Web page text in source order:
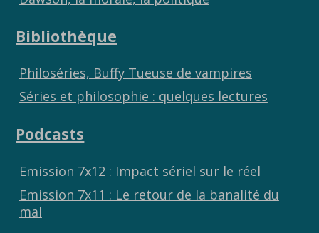
Bibliothèque
Philoséries, Buffy Tueuse de vampires
Séries et philosophie : quelques lectures
Podcasts
Emission 7x12 : Impact sériel sur le réel
Emission 7x11 : Le retour de la banalité du
mal